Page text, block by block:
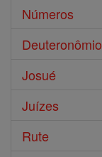
Números
Deuteronômio
Josué
Juízes
Rute